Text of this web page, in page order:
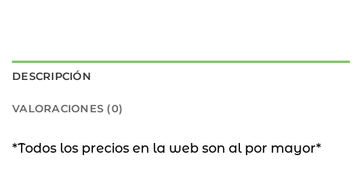
DESCRIPCIÓN
VALORACIONES (0)
*Todos los precios en la web son al por mayor*